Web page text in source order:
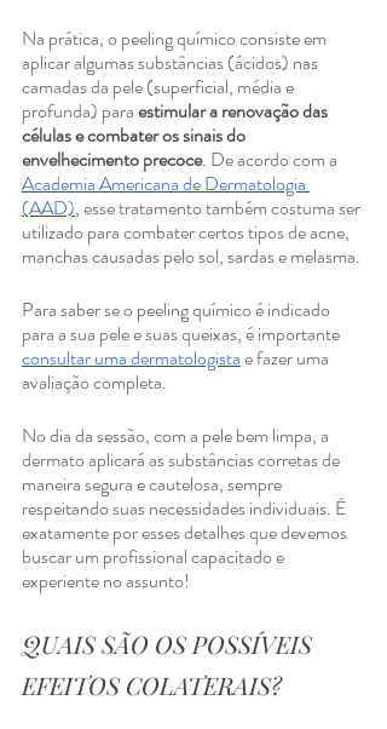
Na prática, o peeling químico consiste em
aplicar algumas substâncias (ácidos) nas
camadas da pele (superficial, média e
profunda) para estimular a renovação das
células e combater os sinais do
envelhecimento precoce. De acordo com a
Academia Americana de Dermatologia
(AAD), esse tratamento também costuma ser
utilizado para combater certos tipos de acne,
manchas causadas pelo sol, sardas e melasma.
Para saber se o peeling químico é indicado
para a sua pele e suas queixas, é importante
consultar uma dermatologista e fazer uma
avaliação completa.
No dia da sessão, com a pele bem limpa, a
dermato aplicará as substâncias corretas de
maneira segura e cautelosa, sempre
respeitando suas necessidades individuais. É
exatamente por esses detalhes que devemos
buscar um profissional capacitado e
experiente no assunto!
QUAIS SÃO OS POSSÍVEIS
EFEITOS COLATERAIS?